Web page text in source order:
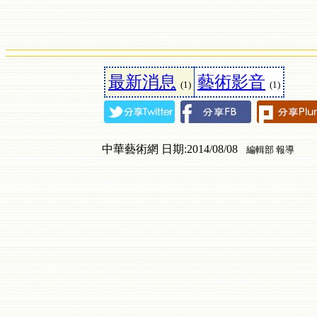
最新消息 (1) 藝術影音 (1)
中華藝術網 日期:2014/08/08 編輯部 報導